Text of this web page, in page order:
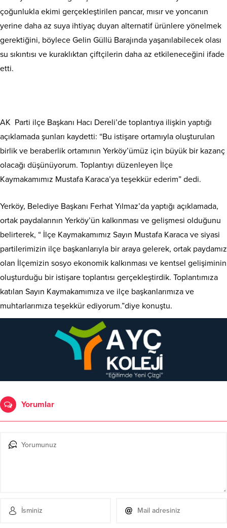
çoğunlukla ekimi gerçekleştirilen pancar, mısır ve yoncanın
yerine daha az suya ihtiyaç duyan alternatif ürünlere yönelmek
gerektiğini, böylece Gelin Güllü Barajında yaşanılabilecek olası
su sıkıntısı ve kuraklıktan çiftçilerin daha az etkileneceğini ifade
etti.
AK Parti ilçe Başkanı Hacı Dereli’de toplantıya ilişkin yaptığı
açıklamada şunları kaydetti: “Bu istişare ortamıyla oluşturulan
birlik ve beraberlik ortamının Yerköy’ümüz için büyük bir kazanç
olacağı düşünüyorum. Toplantıyı düzenleyen İlçe
Kaymakamımız Mustafa Karaca’ya teşekkür ederim” dedi.
Yerköy, Belediye Başkanı Ferhat Yılmaz’da yaptığı açıklamada,
ortak paydalarının Yerköy’ün kalkınması ve gelişmesi olduğunu
belirterek, “ İlçe Kaymakamımız Sayın Mustafa Karaca ve siyasi
partilerimizin ilçe başkanlarıyla bir araya gelerek, ortak paydamız
olan İlçemizin sosyo ekonomik kalkınması ve kentsel gelişiminin
oluşturduğu bir istişare toplantısı gerçekleştirdik. Toplantımıza
katılan Sayın Kaymakamımıza ve ilçe başkanlarımıza ve
muhtarlarımıza teşekkür ediyorum.”diye konuştu.
Yorumlar